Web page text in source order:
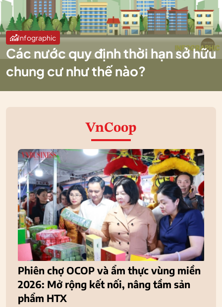
Infographic
Các nước quy định thời hạn sở hữu
chung cư như thế nào?
VnCoop
Phiên chợ OCOP và ẩm thực vùng miền
2026: Mở rộng kết nối, nâng tầm sản
phẩm HTX